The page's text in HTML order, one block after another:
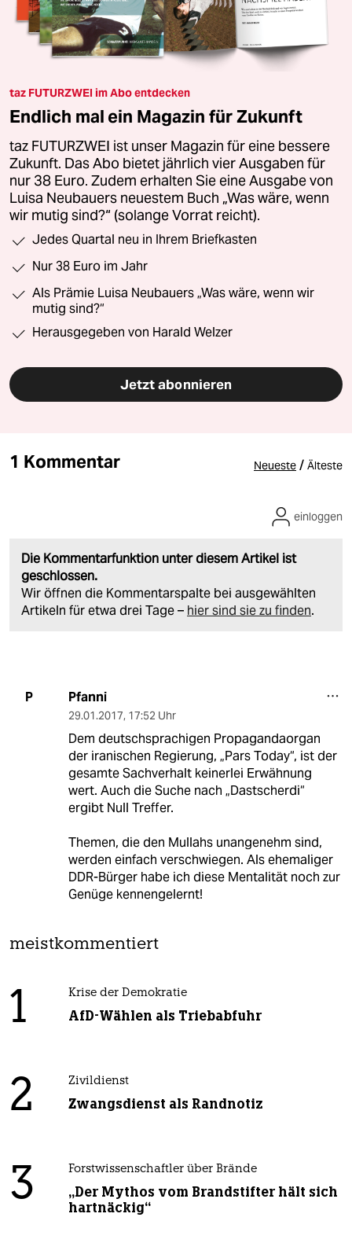
taz FUTURZWEI im Abo entdecken
Endlich mal ein Magazin für Zukunft
taz FUTURZWEI ist unser Magazin für eine bessere
Zukunft. Das Abo bietet jährlich vier Ausgaben für
nur 38 Euro. Zudem erhalten Sie eine Ausgabe von
Luisa Neubauers neuestem Buch „Was wäre, wenn
wir mutig sind?“ (solange Vorrat reicht).
Jedes Quartal neu in Ihrem Briefkasten
Nur 38 Euro im Jahr
Als Prämie Luisa Neubauers „Was wäre, wenn wir
mutig sind?“
Herausgegeben von Harald Welzer
Jetzt abonnieren
1 Kommentar Neueste / Älteste
Die Kommentarfunktion unter diesem Artikel ist
geschlossen.
Wir öffnen die Kommentarspalte bei ausgewählten
Artikeln für etwa drei Tage – hier sind sie zu finden.
einloggen
P Pfanni
29.01.2017, 17:52 Uhr
Dem deutschsprachigen Propagandaorgan
der iranischen Regierung, „Pars Today“, ist der
gesamte Sachverhalt keinerlei Erwähnung
wert. Auch die Suche nach „Dastscherdi“
ergibt Null Treffer.
Themen, die den Mullahs unangenehm sind,
werden einfach verschwiegen. Als ehemaliger
DDR-Bürger habe ich diese Mentalität noch zur
Genüge kennengelernt!
meistkommentiert
1 Krise der Demokratie
AfD-Wählen als Triebabfuhr
2 Zivildienst
Zwangsdienst als Randnotiz
3 Forstwissenschaftler über Brände
„Der Mythos vom Brandstifter hält sich
hartnäckig“